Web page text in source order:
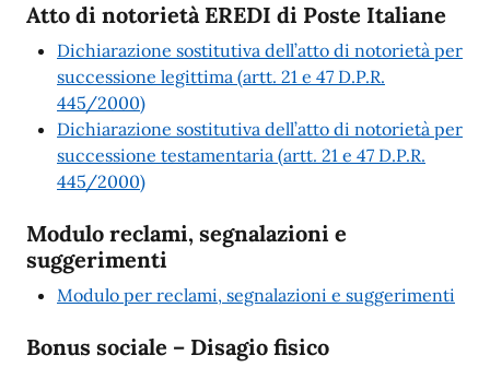
Atto di notorietà EREDI di Poste Italiane
Dichiarazione sostitutiva dell’atto di notorietà per
successione legittima (artt. 21 e 47 D.P.R.
445/2000)
Dichiarazione sostitutiva dell’atto di notorietà per
successione testamentaria (artt. 21 e 47 D.P.R.
445/2000)
Modulo reclami, segnalazioni e
suggerimenti
Modulo per reclami, segnalazioni e suggerimenti
Bonus sociale – Disagio fisico